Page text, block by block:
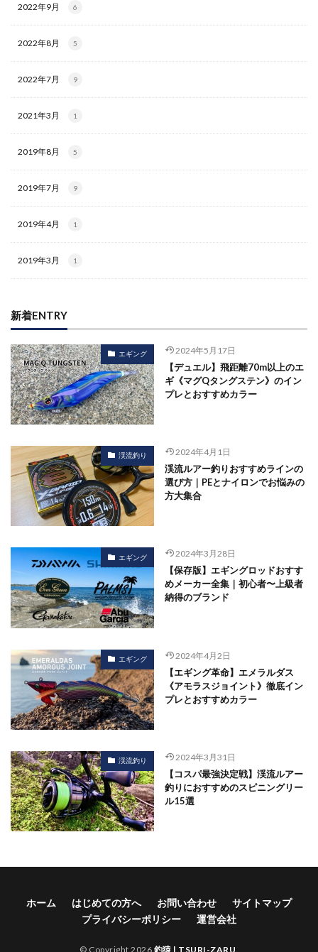
2022年9月 6
2022年8月 5
2022年7月 9
2021年3月 1
2019年8月 5
2019年7月 9
2019年4月 1
2019年3月 1
新着ENTRY
エギング 2024年5月17日
【デュエル】飛距離70m以上のエ
ギ《マグQタングステン》のイン
プレとおすすめカラー
渓流釣り 2024年4月1日
渓流ルアー釣りおすすめラインの
選び方｜PEとナイロンでお悩みの
方大集合
エギング 2024年3月28日
【保存版】エギングロッドおすす
めメーカー全集｜初心者〜上級者
納得のブランド
エギング 2024年4月2日
【エギング革命】エメラルダス
《アモラスジョイント》徹底イン
プレとおすすめカラー
渓流釣り 2024年3月31日
【コスパ最強決定戦】渓流ルアー
釣りにおすすめのスピニングリー
ル15選
ホーム はじめての方へ お問い合わせ
サイトマップ
プライバシーポリシー
運営会社
© Copyright 2026 釣猿 | TSURI-ZARU